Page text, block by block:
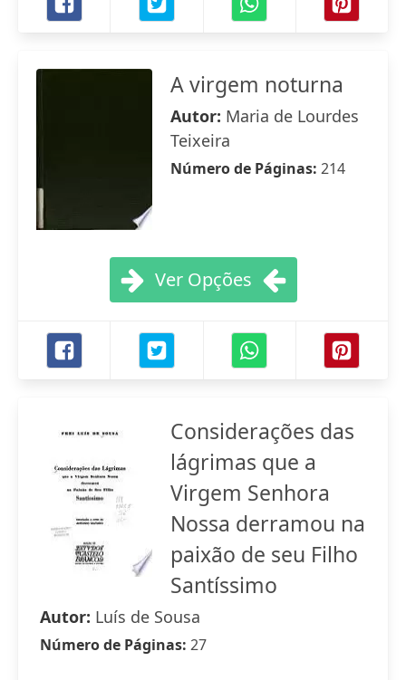
A virgem noturna
Autor: Maria de Lourdes
Teixeira
Número de Páginas: 214
Ver Opções
Considerações das
lágrimas que a
Virgem Senhora
Nossa derramou na
paixão de seu Filho
Santíssimo
Autor: Luís de Sousa
Número de Páginas: 27